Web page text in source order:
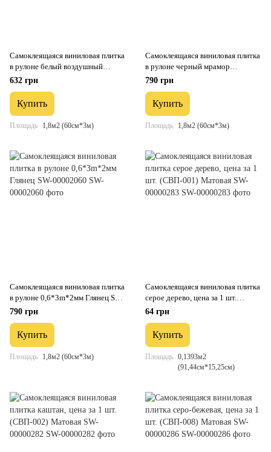
Самоклеящаяся виниловая плитка
в рулоне белый воздушный
мрамор 3000х600х2мм Глянец
632 грн
Купить
Площадь 1,8м2 (60см*3м)
Самоклеящаяся виниловая плитка
в рулоне черный мрамор
3000х600х2мм Глянец SW-
790 грн
Купить
Площадь 1,8м2 (60см*3м)
Самоклеящаяся виниловая плитка
в рулоне 0,6*3m*2мм Глянец SW-
00002060
790 грн
Купить
Площадь 1,8м2 (60см*3м)
Самоклеящаяся виниловая плитка
серое дерево, цена за 1 шт.
(СВП-001) Матовая SW-
64 грн
Купить
Площадь 0,1393м2
(91,44см*15,25см)